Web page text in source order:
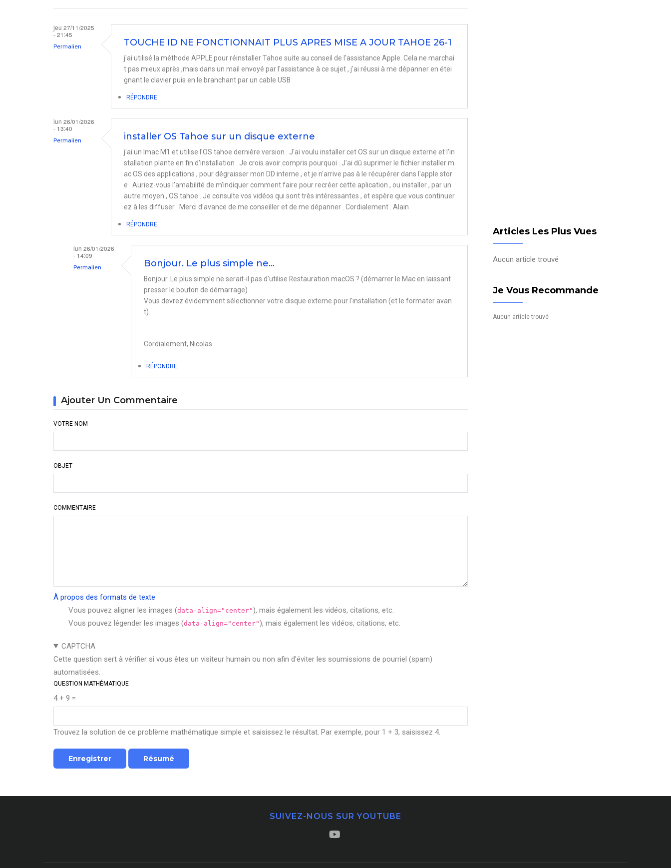
jeu 27/11/2025
- 21:45
Permalien TOUCHE ID NE FONCTIONNAIT PLUS APRES MISE A JOUR TAHOE 26-1
j'ai utilisé la méthode APPLE pour réinstaller Tahoe suite au conseil de l'assistance Apple. Cela ne marchai
t pas mieux après ,mais dans un mail envoyé par l'assistance à ce sujet , j'ai réussi à me dépanner en étei
gnant le clavier puis en le branchant par un cable USB
RÉPONDRE
lun 26/01/2026
- 13:40
Permalien installer OS Tahoe sur un disque externe
j'ai un Imac M1 et utilise l'OS tahoe dernière version . J'ai voulu installer cet OS sur un disque externe et l'in
stallation plante en fin d'installation . Je crois avoir compris pourquoi . J'ai dû suprimer le fichier installer m
ac OS des applications , pour dégraisser mon DD interne , et je n'arrive pas à le récupérer dans l'apple stor
e . Auriez-vous l'amabilité de m'indiquer comment faire pour recréer cette aplication , ou installer , par un
autre moyen , OS tahoe . Je consulte vos vidéos qui sont très intéressantes , et espère que vous continuer
ez à les diffuser . Merci d'avance de me conseiller et de me dépanner . Cordialement . Alain
RÉPONDRE
lun 26/01/2026
- 14:09
Permalien
externe
par
Alain
Bonjour. Le plus simple ne…
Bonjour. Le plus simple ne serait-il pas d'utilise Restauration macOS ? (démarrer le Mac en laissant
presser le bouton de démarrage)
Vous devrez évidemment sélectionner votre disque externe pour l'installation (et le formater avan
t).
Cordialement, Nicolas
RÉPONDRE
Ajouter Un Commentaire
VOTRE NOM
OBJET
COMMENTAIRE
À propos des formats de texte
Vous pouvez aligner les images (data-align="center"), mais également les vidéos, citations, etc.
Vous pouvez légender les images (data-align="center"), mais également les vidéos, citations, etc.
CAPTCHA
Cette question sert à vérifier si vous êtes un visiteur humain ou non afin d'éviter les soumissions de pourriel (spam)
automatisées.
QUESTION MATHÉMATIQUE
4 + 9 =
Trouvez la solution de ce problème mathématique simple et saisissez le résultat. Par exemple, pour 1 + 3, saisissez 4.
Articles Les Plus Vues
Aucun article trouvé
Je Vous Recommande
Aucun article trouvé
SUIVEZ-NOUS SUR YOUTUBE